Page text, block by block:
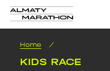
Home /
KIDS RACE